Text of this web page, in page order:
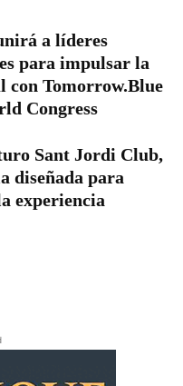
a líderes
para impulsar la
con Tomorrow.Blue
Congress
Sant Jordi Club,
diseñada para
experiencia